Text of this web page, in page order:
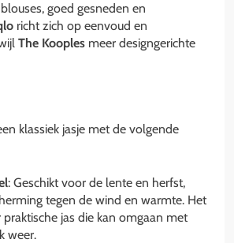
goed gesneden en
richt zich op eenvoud en
The Kooples meer designgerichte
klassiek jasje met de volgende
: Geschikt voor de lente en herfst,
tegen de wind en warmte. Het
praktische jas die kan omgaan met
weer.